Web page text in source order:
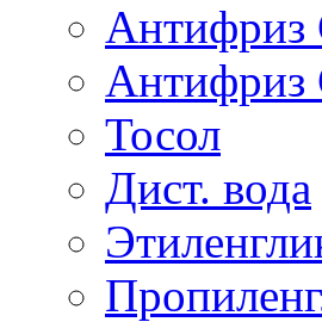
Антифриз
Антифриз
Тосол
Дист. вода